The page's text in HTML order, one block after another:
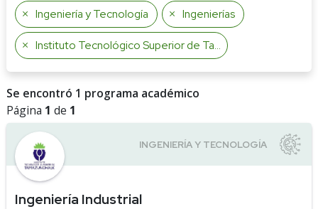
Ingeniería y Tecnología Ingenierías
Instituto Tecnológico Superior de Tamazunchale
Se encontró 1 programa académico
Página 1 de 1
Ingeniería Industrial